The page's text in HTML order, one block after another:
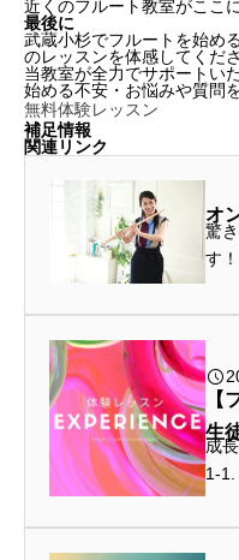
近くのフルート教室がここに
最後に
武蔵小杉でフルートを始め
のレッスンを体感してくだ
当教室が全力でサポートい
始める不安・お悩みや質問
無料体験レッスン
補足情報
関連リンク
オ
驚
す
験
バ
【
生
成長の軌跡
1-1.
代